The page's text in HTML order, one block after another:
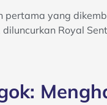
pertama yang
Royal